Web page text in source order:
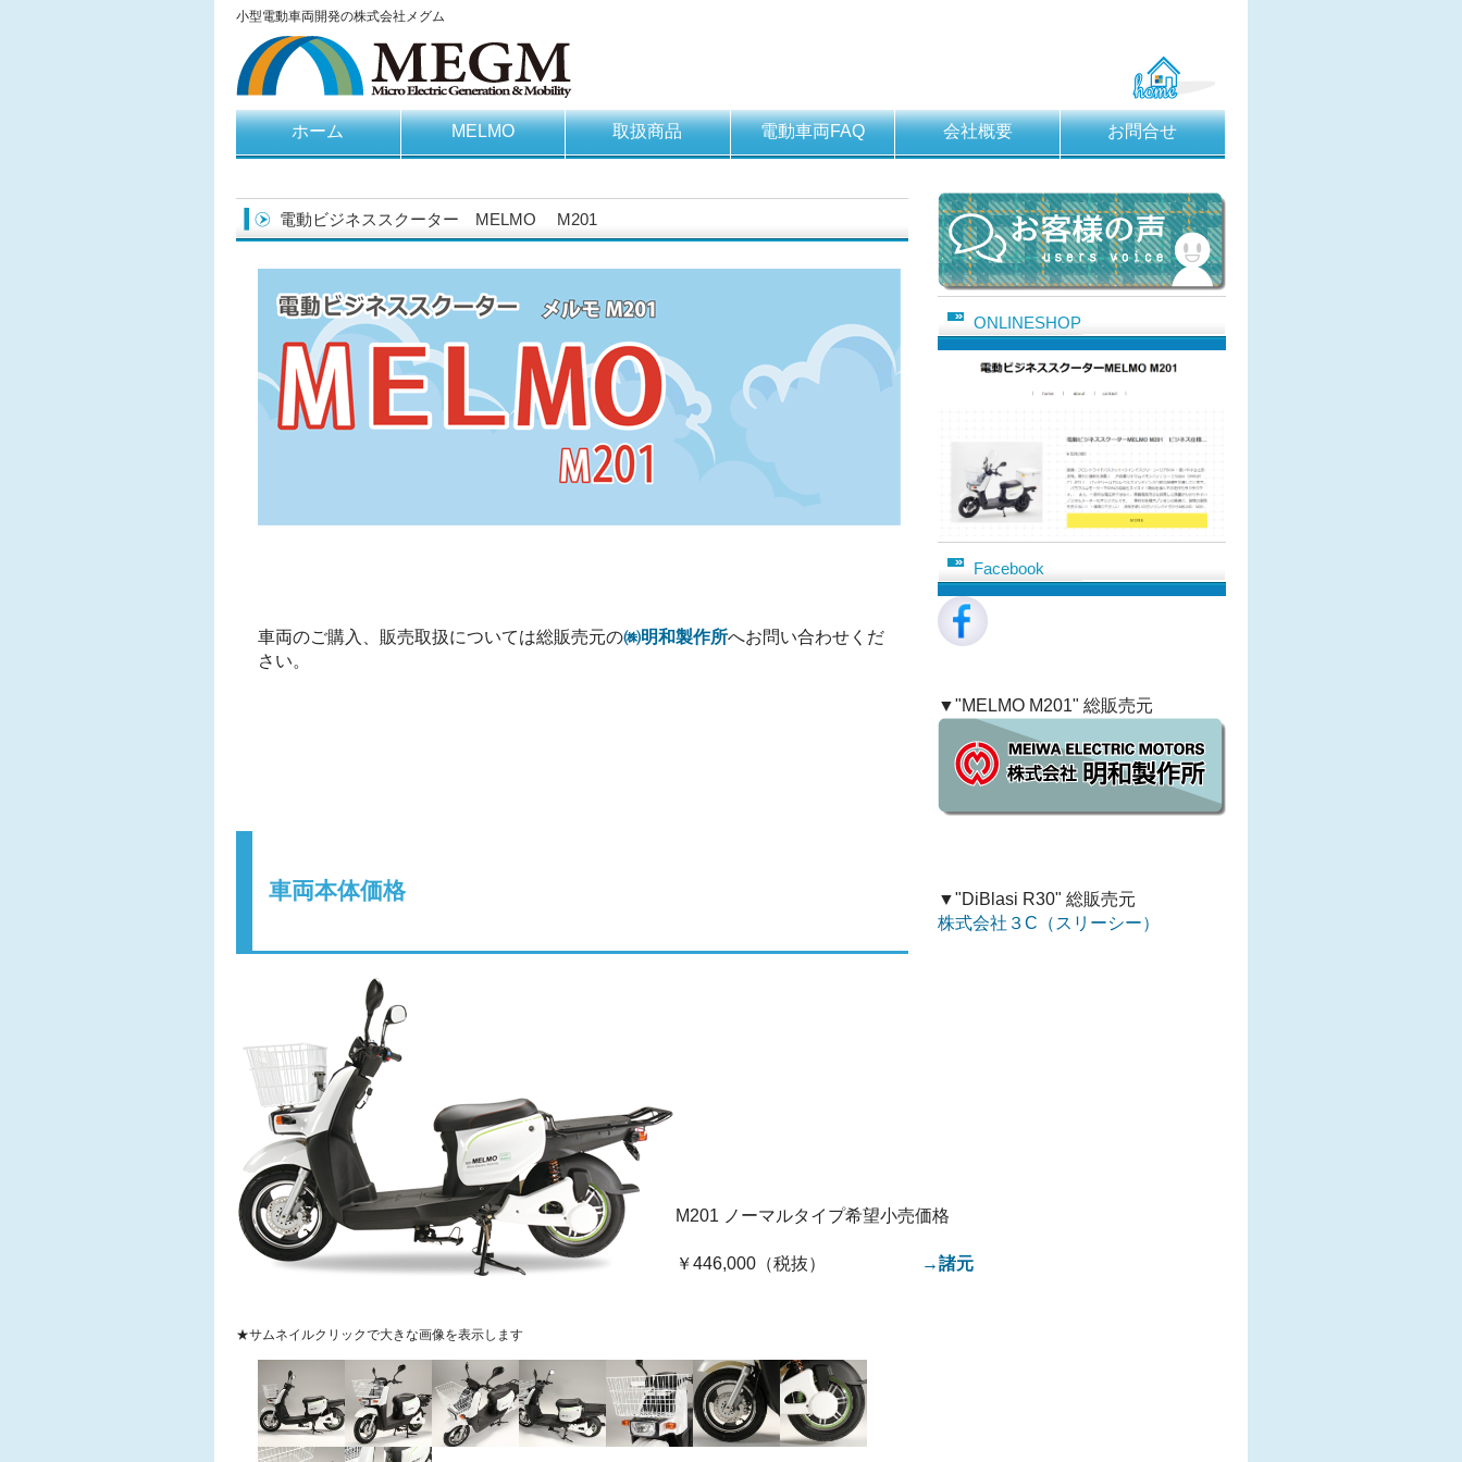
小型電動車両開発の株式会社メグム
ホーム MELMO 取扱商品 電動車両FAQ 会社概要 お問合せ
電動ビジネススクーター MELMO M201
車両のご購入、販売取扱については総販売元の㈱明和製作所へお問い合わせくだ
さい。
車両本体価格
M201 ノーマルタイプ希望小売価格
￥446,000（税抜） →諸元
★サムネイルクリックで大きな画像を表示します
ONLINESHOP
Facebook
▼"MELMO M201" 総販売元
▼"DiBlasi R30" 総販売元
株式会社３C（スリーシー）